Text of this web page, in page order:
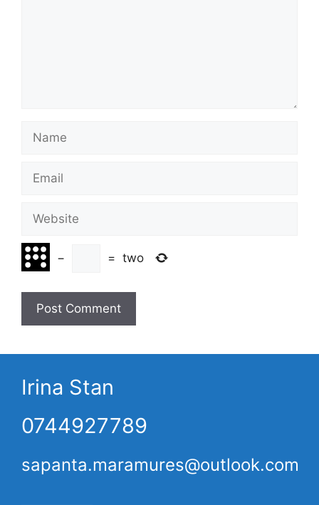
Name
Email
Website
− = two
Irina Stan
0744927789
sapanta.maramures@outlook.com